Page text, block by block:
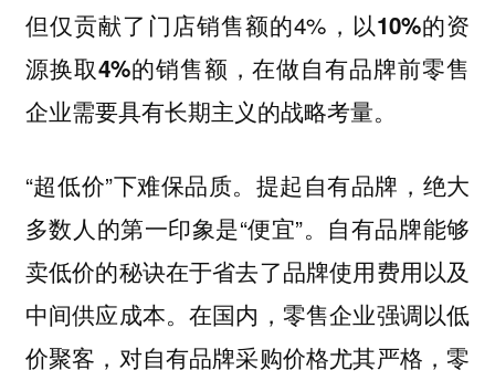
但仅贡献了门店销售额的4%， 以10%的资
源换取4%的销售额，在做自有品牌前零售
企业需要具有长期主义的战略考量。
“超低价”下难保品质。提起自有品牌，绝大
多数人的第一印象是“便宜”。自有品牌能够
卖低价的秘诀在于省去了品牌使用费用以及
中间供应成本。在国内，零售企业强调以低
价聚客，对自有品牌采购价格尤其严格，零